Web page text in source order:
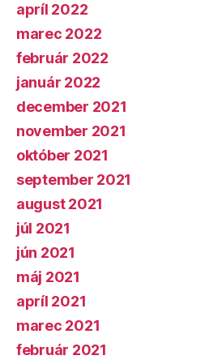
apríl 2022
marec 2022
február 2022
január 2022
december 2021
november 2021
október 2021
september 2021
august 2021
júl 2021
jún 2021
máj 2021
apríl 2021
marec 2021
február 2021